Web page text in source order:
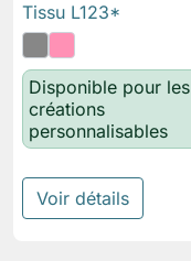
Tissu L123*
Disponible pour les
créations
personnalisables
Voir détails